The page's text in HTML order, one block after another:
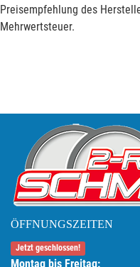
Preisempfehlung des
Mehrwertsteuer.
ÖFFNUNGSZEITEN
Jetzt geschlossen!
Montag bis Freitag: